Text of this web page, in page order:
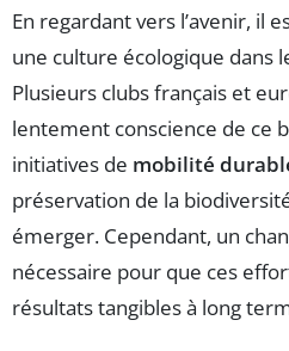
En regardant vers l’avenir, il
une culture écologique dans
Plusieurs clubs français et
lentement conscience de ce
initiatives de mobilité
préservation de la
émerger. Cependant, un
nécessaire pour que ces
résultats tangibles à long